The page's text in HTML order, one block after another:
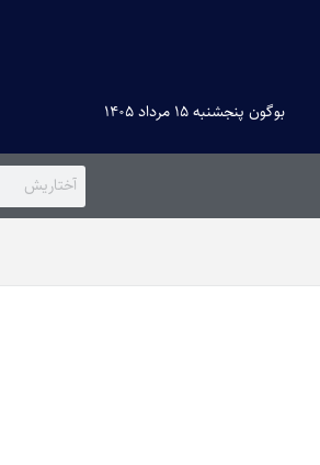
بوگون پنجشنبه ۱۵ مرداد ۱۴۰۵